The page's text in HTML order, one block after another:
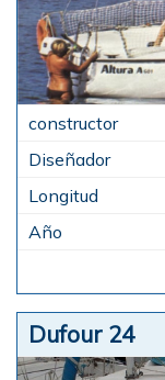
Dufour 24